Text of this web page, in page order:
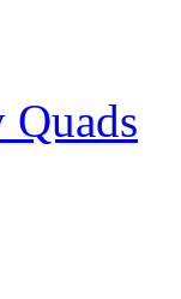
Quads